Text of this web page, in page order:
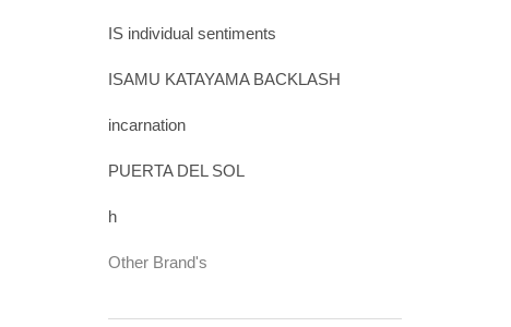
IS individual sentiments
ISAMU KATAYAMA BACKLASH
incarnation
PUERTA DEL SOL
h
Other Brand's